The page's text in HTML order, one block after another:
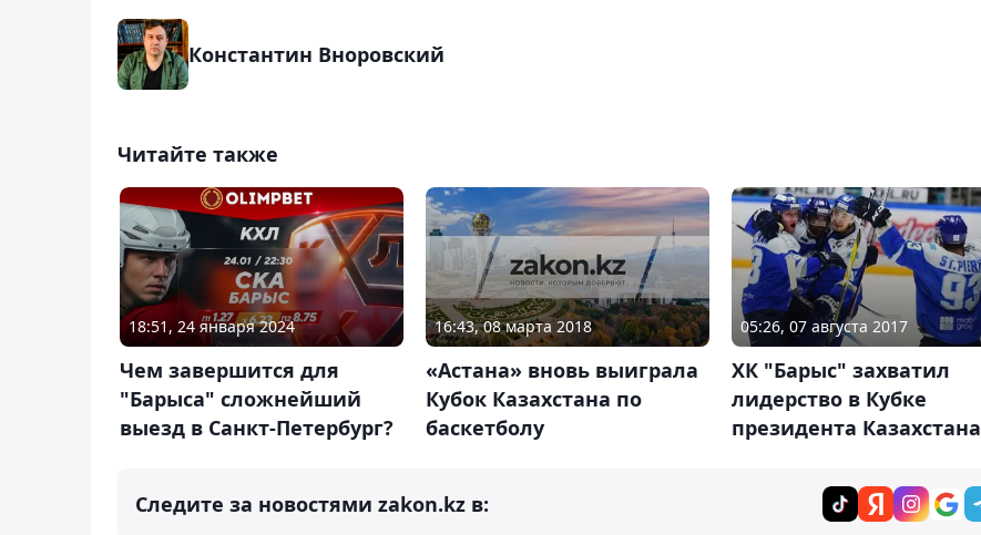
Константин Вноровский
Читайте также
18:51, 24 января 2024
Чем завершится для
"Барыса" сложнейший
выезд в Санкт-Петербург?
16:43, 08 марта 2018
«Астана» вновь выиграла
Кубок Казахстана по
баскетболу
05:26, 07 августа 2017
ХК "Барыс" захватил
лидерство в Кубке
президента Казахстана
Следите за новостями zakon.kz в: